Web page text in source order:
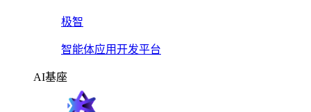
极智
智能体应用开发平台
AI基座